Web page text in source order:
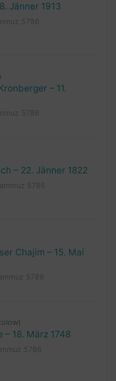
Jänner 1913
– 11.
– 22. Jänner 1822
Chajim – 15. Mai
– 18. März 1748